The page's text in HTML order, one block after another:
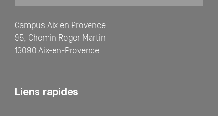
Campus Aix en Provence
95, Chemin Roger Martin
13090 Aix-en-Provence
Liens rapides